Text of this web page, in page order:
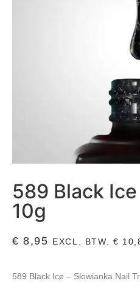
589 Black
10g
€ 8,95 EXCL. BTW. €
589 Black Ice – Slowianka Nail